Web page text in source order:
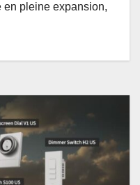
pleine expansion,